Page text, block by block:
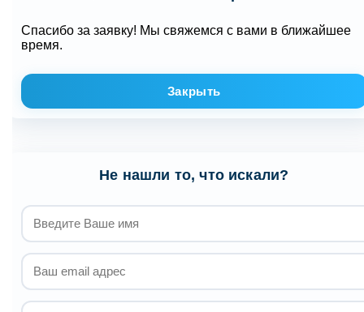
Спасибо за заявку! Мы свяжемся с вами в ближайшее
время.
Закрыть
Не нашли то, что искали?